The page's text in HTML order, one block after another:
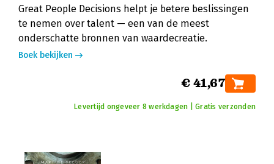
Great People Decisions helpt je betere beslissingen
te nemen over talent — een van de meest
onderschatte bronnen van waardecreatie.
Boek bekijken
€ 41,67
Levertijd ongeveer 8 werkdagen | Gratis verzonden